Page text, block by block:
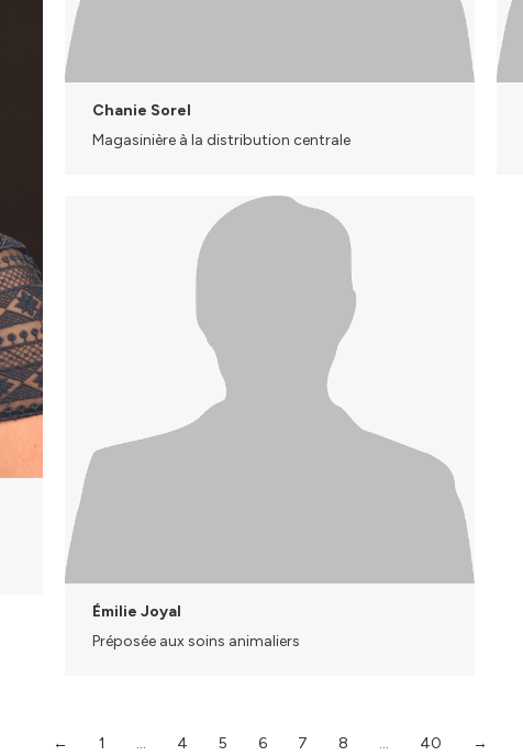
Chanie Sorel
Magasinière à la distribution centrale
Émilie Joyal
Préposée aux soins animaliers
← 1 … 4 5 6 7 8 … 40 →